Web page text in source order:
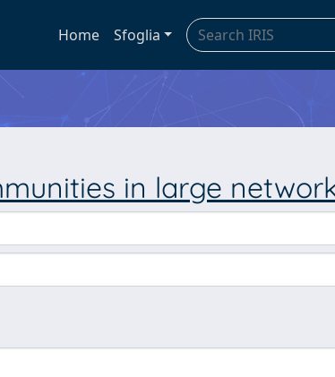
Home Sfoglia
in large